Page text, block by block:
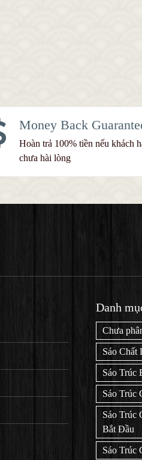
Money Back
Hoàn trả 100% tiền nếu khách
chưa hài lòng
Danh
Chưa
Sáo Chất
Sáo Trúc
Sáo Trúc
Sáo Trúc
Bắt Đầu
Sáo Trúc